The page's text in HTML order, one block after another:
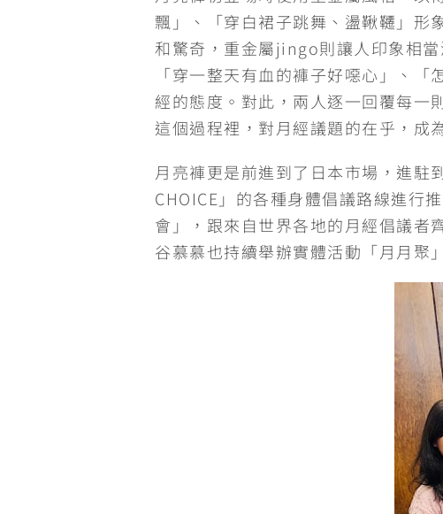
飄」、「穿白裙子跳舞、盪鞦韆」形
和驚奇，重金屬jingo則讓人印象相
「穿一整天有血的褲子好噁心」、
經的態度。對此，兩人逐一回覆每一
這個過程裡，對月經議題的在乎，成
月亮褲更是前進到了日本市場，進駐
CHOICE」的各種身體倡議路線進行
會」，跟來自世界各地的月經倡議者
谷慕慕也持續舉辦實體活動「月月聚